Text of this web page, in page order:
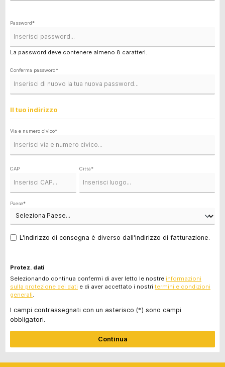
Password*
La password deve contenere almeno 8 caratteri.
Conferma password*
Il tuo indirizzo
Via e numero civico*
CAP Città*
Paese*
L'indirizzo di consegna è diverso dall'indirizzo di fatturazione.
Protez. dati
Selezionando continua confermi di aver letto le nostre informazioni
sulla protezione dei dati e di aver accettato i nostri termini e condizioni
generali.
I campi contrassegnati con un asterisco (*) sono campi
obbligatori.
Continua